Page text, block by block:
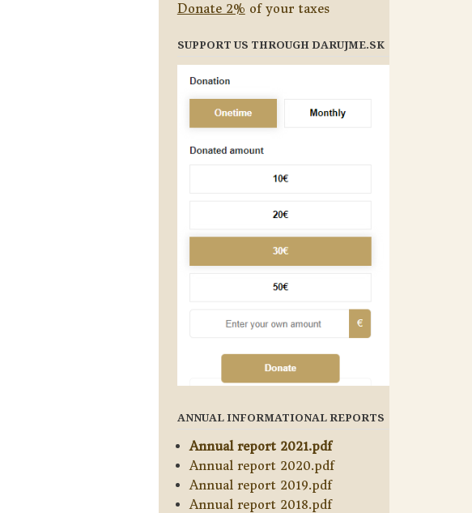
Donate 2% of your taxes
SUPPORT US THROUGH DARUJME.SK
ANNUAL INFORMATIONAL REPORTS
Annual report 2021.pdf
Annual report 2020.pdf
Annual report 2019.pdf
Annual report 2018.pdf